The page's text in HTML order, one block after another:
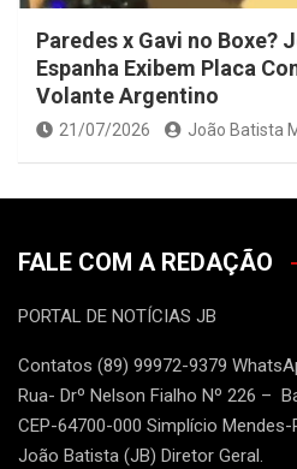
Paredes x Gavi no Boxe?
Espanha Exibem Placa
Volante Argentino
21/07/2026 João Batista
FALE COM A REDAÇÃO
PORTAL DE NOTÍCIAS JB
Contatos (89) 99972-9379
Rua- Drº Nelson Fialho Nº 226 –
CEP-64700-000 Simplício Mendes-
João Batista (JB) Diretor Geral.